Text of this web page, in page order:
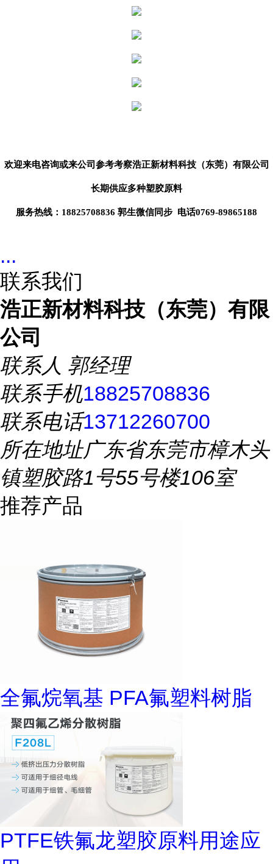
欢迎来电咨询或来公司参考考察浩正新材料科技（东莞） 有限公司
长期供应多种塑胶原料
服务热线：18825708836 郭生微信同步 电话0769-89865188
...
联系我们
浩正新材料科技（东莞）有限
公司
联系人 郭经理
联系手机18825708836
联系电话13712260700
所在地址广东省东莞市樟木头
镇塑胶路1号55号楼106室
推荐产品
全氟烷氧基 PFA氟塑料树脂
PTFE铁氟龙塑胶原料用途应